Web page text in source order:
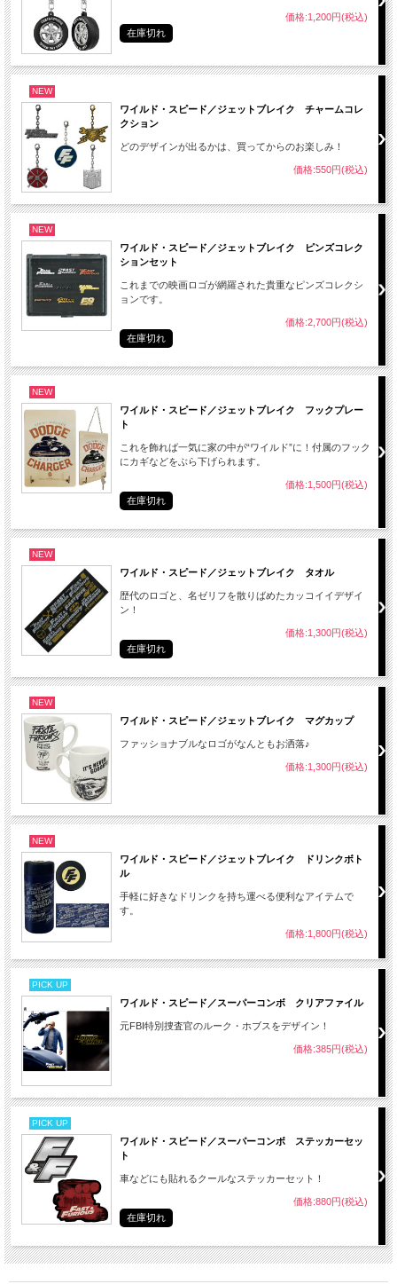
価格:1,200円(税込)
在庫切れ
NEW
ワイルド・スピード／ジェットブレイク チャームコレ
クション
どのデザインが出るかは、買ってからのお楽しみ！
価格:550円(税込)
NEW
ワイルド・スピード／ジェットブレイク ピンズコレク
ションセット
これまでの映画ロゴが網羅された貴重なピンズコレクシ
ョンです。
価格:2,700円(税込)
在庫切れ
NEW
ワイルド・スピード／ジェットブレイク フックプレー
ト
これを飾れば一気に家の中が“ワイルド”に！付属のフック
にカギなどをぶら下げられます。
価格:1,500円(税込)
在庫切れ
NEW
ワイルド・スピード／ジェットブレイク タオル
歴代のロゴと、名ゼリフを散りばめたカッコイイデザイ
ン！
価格:1,300円(税込)
在庫切れ
NEW
ワイルド・スピード／ジェットブレイク マグカップ
ファッショナブルなロゴがなんともお洒落♪
価格:1,300円(税込)
NEW
ワイルド・スピード／ジェットブレイク ドリンクボト
ル
手軽に好きなドリンクを持ち運べる便利なアイテムで
す。
価格:1,800円(税込)
PICK UP
ワイルド・スピード／スーパーコンボ クリアファイル
元FBI特別捜査官のルーク・ホブスをデザイン！
価格:385円(税込)
PICK UP
ワイルド・スピード／スーパーコンボ ステッカーセッ
ト
車などにも貼れるクールなステッカーセット！
価格:880円(税込)
在庫切れ